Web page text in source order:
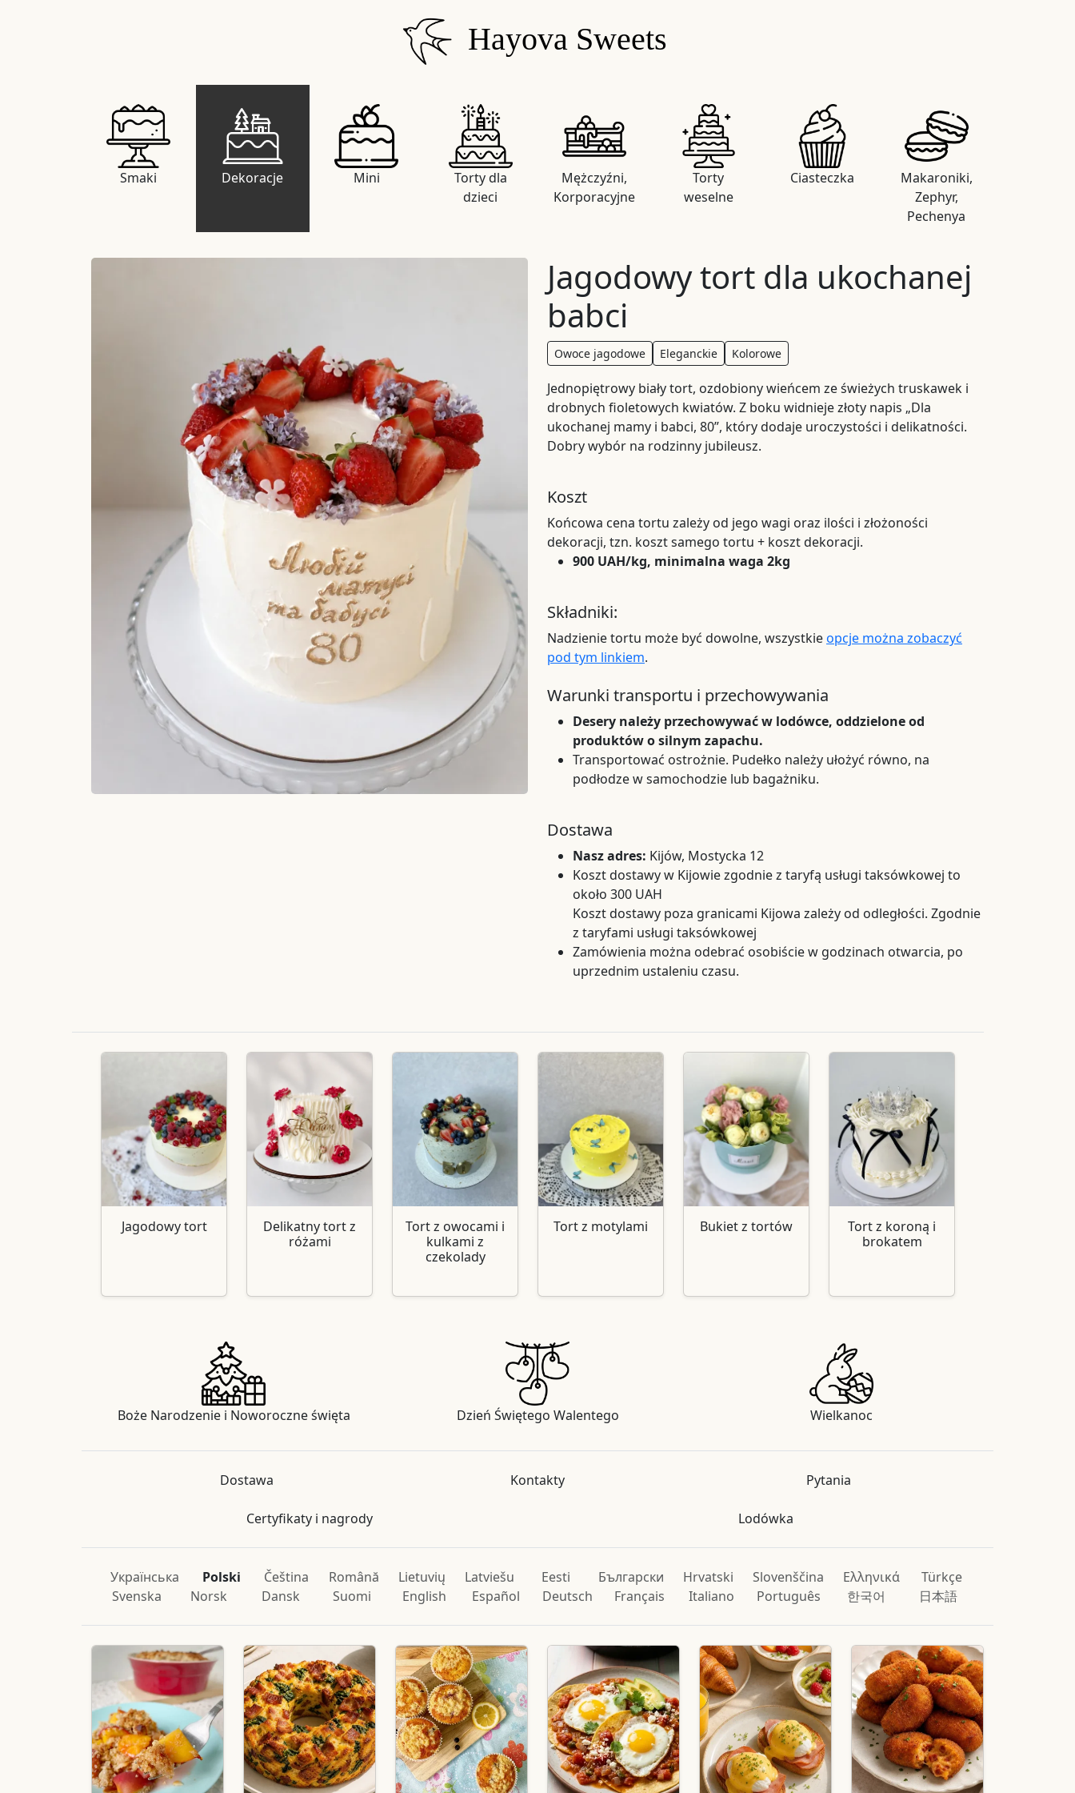
Hayova Sweets
Smaki Dekoracje Mini
Torty dla
dzieci
Mężczyźni,
Korporacyjne
Torty
weselne
Ciasteczka
Makaroniki,
Zephyr,
Pechenya
Jagodowy tort dla ukochanej
babci
Owoce jagodowe Eleganckie Kolorowe
Jednopiętrowy biały tort, ozdobiony wieńcem ze świeżych truskawek i
drobnych fioletowych kwiatów. Z boku widnieje złoty napis „Dla
ukochanej mamy i babci, 80”, który dodaje uroczystości i delikatności.
Dobry wybór na rodzinny jubileusz.
Koszt
Końcowa cena tortu zależy od jego wagi oraz ilości i złożoności
dekoracji, tzn. koszt samego tortu + koszt dekoracji.
900 UAH/kg, minimalna waga 2kg
Składniki:
Nadzienie tortu może być dowolne, wszystkieopcje można zobaczyć
pod tym linkiem.
Warunki transportu i przechowywania
Desery należy przechowywać w lodówce, oddzielone od
produktów o silnym zapachu.
Transportować ostrożnie. Pudełko należy ułożyć równo, na
podłodze w samochodzie lub bagażniku.
Dostawa
Nasz adres: Kijów, Mostycka 12
Koszt dostawy w Kijowie zgodnie z taryfą usługi taksówkowej to
około 300 UAH
Koszt dostawy poza granicami Kijowa zależy od odległości. Zgodnie
z taryfami usługi taksówkowej
Zamówienia można odebrać osobiście w godzinach otwarcia, po
uprzednim ustaleniu czasu.
Jagodowy tort
Delikatny tort z
różami
Tort z owocami i
kulkami z
czekolady
Tort z motylami Bukiet z tortów
Tort z koroną i
brokatem
Boże Narodzenie i Noworoczne święta Dzień Świętego Walentego Wielkanoc
Dostawa Kontakty Pytania
Certyfikaty i nagrody Lodówka
Українська Polski Čeština Română Lietuvių Latviešu Eesti Български Hrvatski Slovenščina Ελληνικά
Türkçe
Svenska
Norsk Dansk Suomi English Español Deutsch Français Italiano Português 한국어 日本語